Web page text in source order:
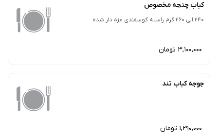
کباب چنجه مخصوص
240 الی 260 گرم راسته گوسفندی مزه دار شده
3,100,000 تومان
جوجه کباب تند
1,290,000 تومان